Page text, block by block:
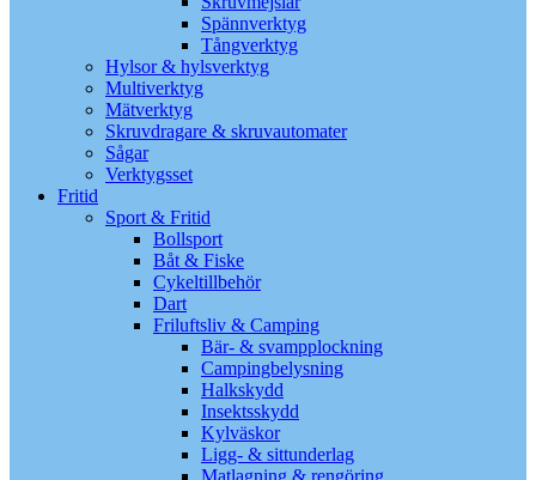
Spännverktyg
Tångverktyg
Hylsor & hylsverktyg
Multiverktyg
Mätverktyg
Skruvdragare & skruvautomater
Sågar
Verktygsset
Fritid
Sport & Fritid
Bollsport
Båt & Fiske
Cykeltillbehör
Dart
Friluftsliv & Camping
Bär- & svampplockning
Campingbelysning
Halkskydd
Insektsskydd
Kylväskor
Ligg- & sittunderlag
Matlagning & rengöring